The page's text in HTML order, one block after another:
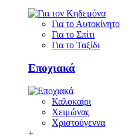
Για το Αυτοκίνητο
Για το Σπίτι
Για το Ταξίδι
Εποχιακά
Καλοκαίρι
Χειμώνας
Χριστούγεννα
+